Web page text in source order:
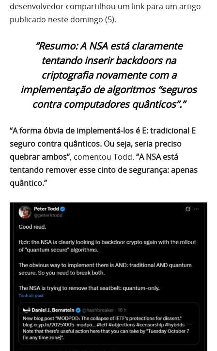
desenvolvedor compartilhou um link para um artigo
publicado neste domingo (5).
“Resumo: A NSA está claramente
tentando inserir backdoors na
criptografia novamente com a
implementação de algoritmos “seguros
contra computadores quânticos”.”
“A forma óbvia de implementá-los é E: tradicional E
seguro contra quânticos. Ou seja, seria preciso
quebrar ambos”, comentou Todd. “A NSA está
tentando remover esse cinto de segurança: apenas
quântico.”